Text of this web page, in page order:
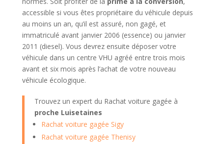
accessible si vous êtes propriétaire du véhicule depuis
au moins un an, qu’il est assuré, non gagé, et
immatriculé avant janvier 2006 (essence) ou janvier
2011 (diesel). Vous devrez ensuite déposer votre
véhicule dans un centre VHU agréé entre trois mois
avant et six mois après l’achat de votre nouveau
véhicule écologique.
Trouvez un expert du Rachat voiture gagée à
proche Luisetaines
Rachat voiture gagée Sigy
Rachat voiture gagée Thenisy